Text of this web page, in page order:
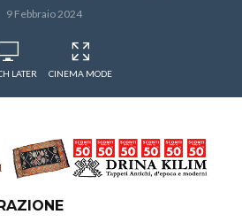
9 Febbraio 2024
LATER CINEMA MODE